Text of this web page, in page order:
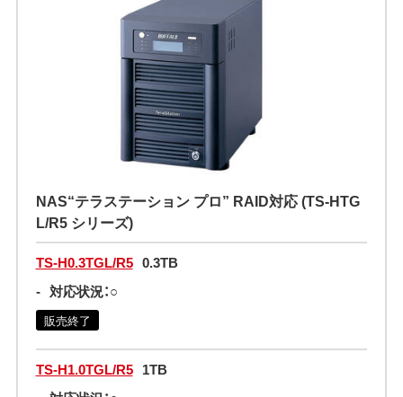
NAS“テラステーション プロ” RAID対応 (TS-HTG
L/R5 シリーズ)
TS-H0.3TGL/R5 0.3TB
- 対応状況：○
販売終了
TS-H1.0TGL/R5 1TB